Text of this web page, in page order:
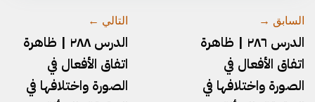
السابق →
الدرس ٢٨٦ | ظاهرة
اتفاق الأفعال في
الصورة واختلافها في
التالي ←
الدرس ٢٨٨ | ظاهرة
اتفاق الأفعال في
الصورة واختلافها في